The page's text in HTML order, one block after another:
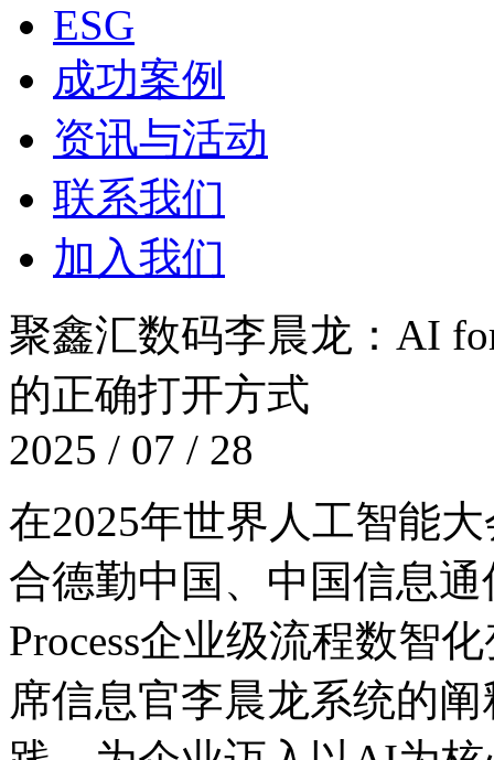
ESG
成功案例
资讯与活动
联系我们
加入我们
聚鑫汇数码李晨龙：
的正确打开方式
2025 / 07 / 28
在2025年世界人工智能大
合德勤中国、中国信
Process企业级流程数智
席信息官李晨龙系统的阐